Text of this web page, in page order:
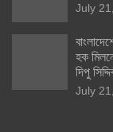
July
হক
দিপু
July